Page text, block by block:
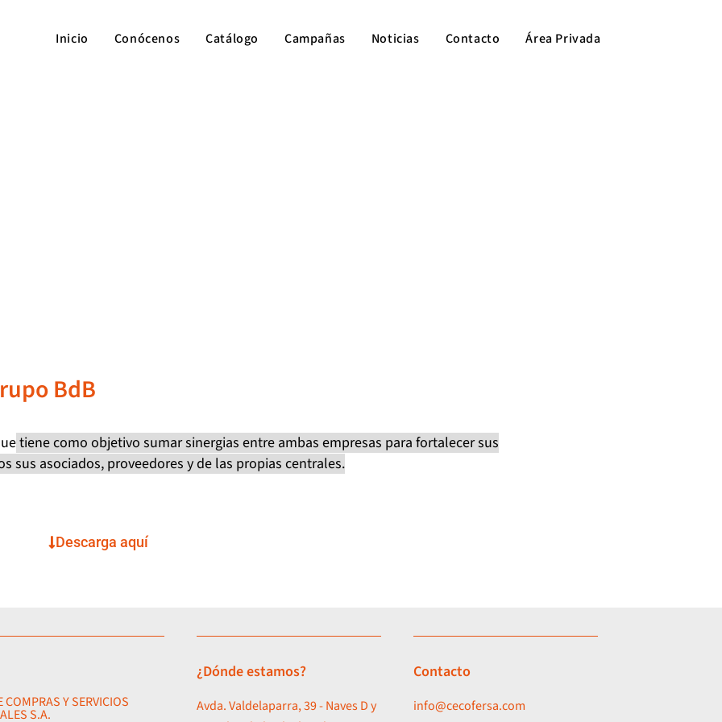
Inicio Conócenos Catálogo Campañas Noticias Contacto Área Privada
BdB
tiene como objetivo sumar sinergias entre ambas empresas para fortalecer sus
sus asociados, proveedores y de las propias centrales.
Descarga aquí
COMPRAS Y SERVICIOS
S.A.
¿Dónde estamos?
Avda. Valdelaparra, 39 - Naves D y
Contacto
info@cecofersa.com